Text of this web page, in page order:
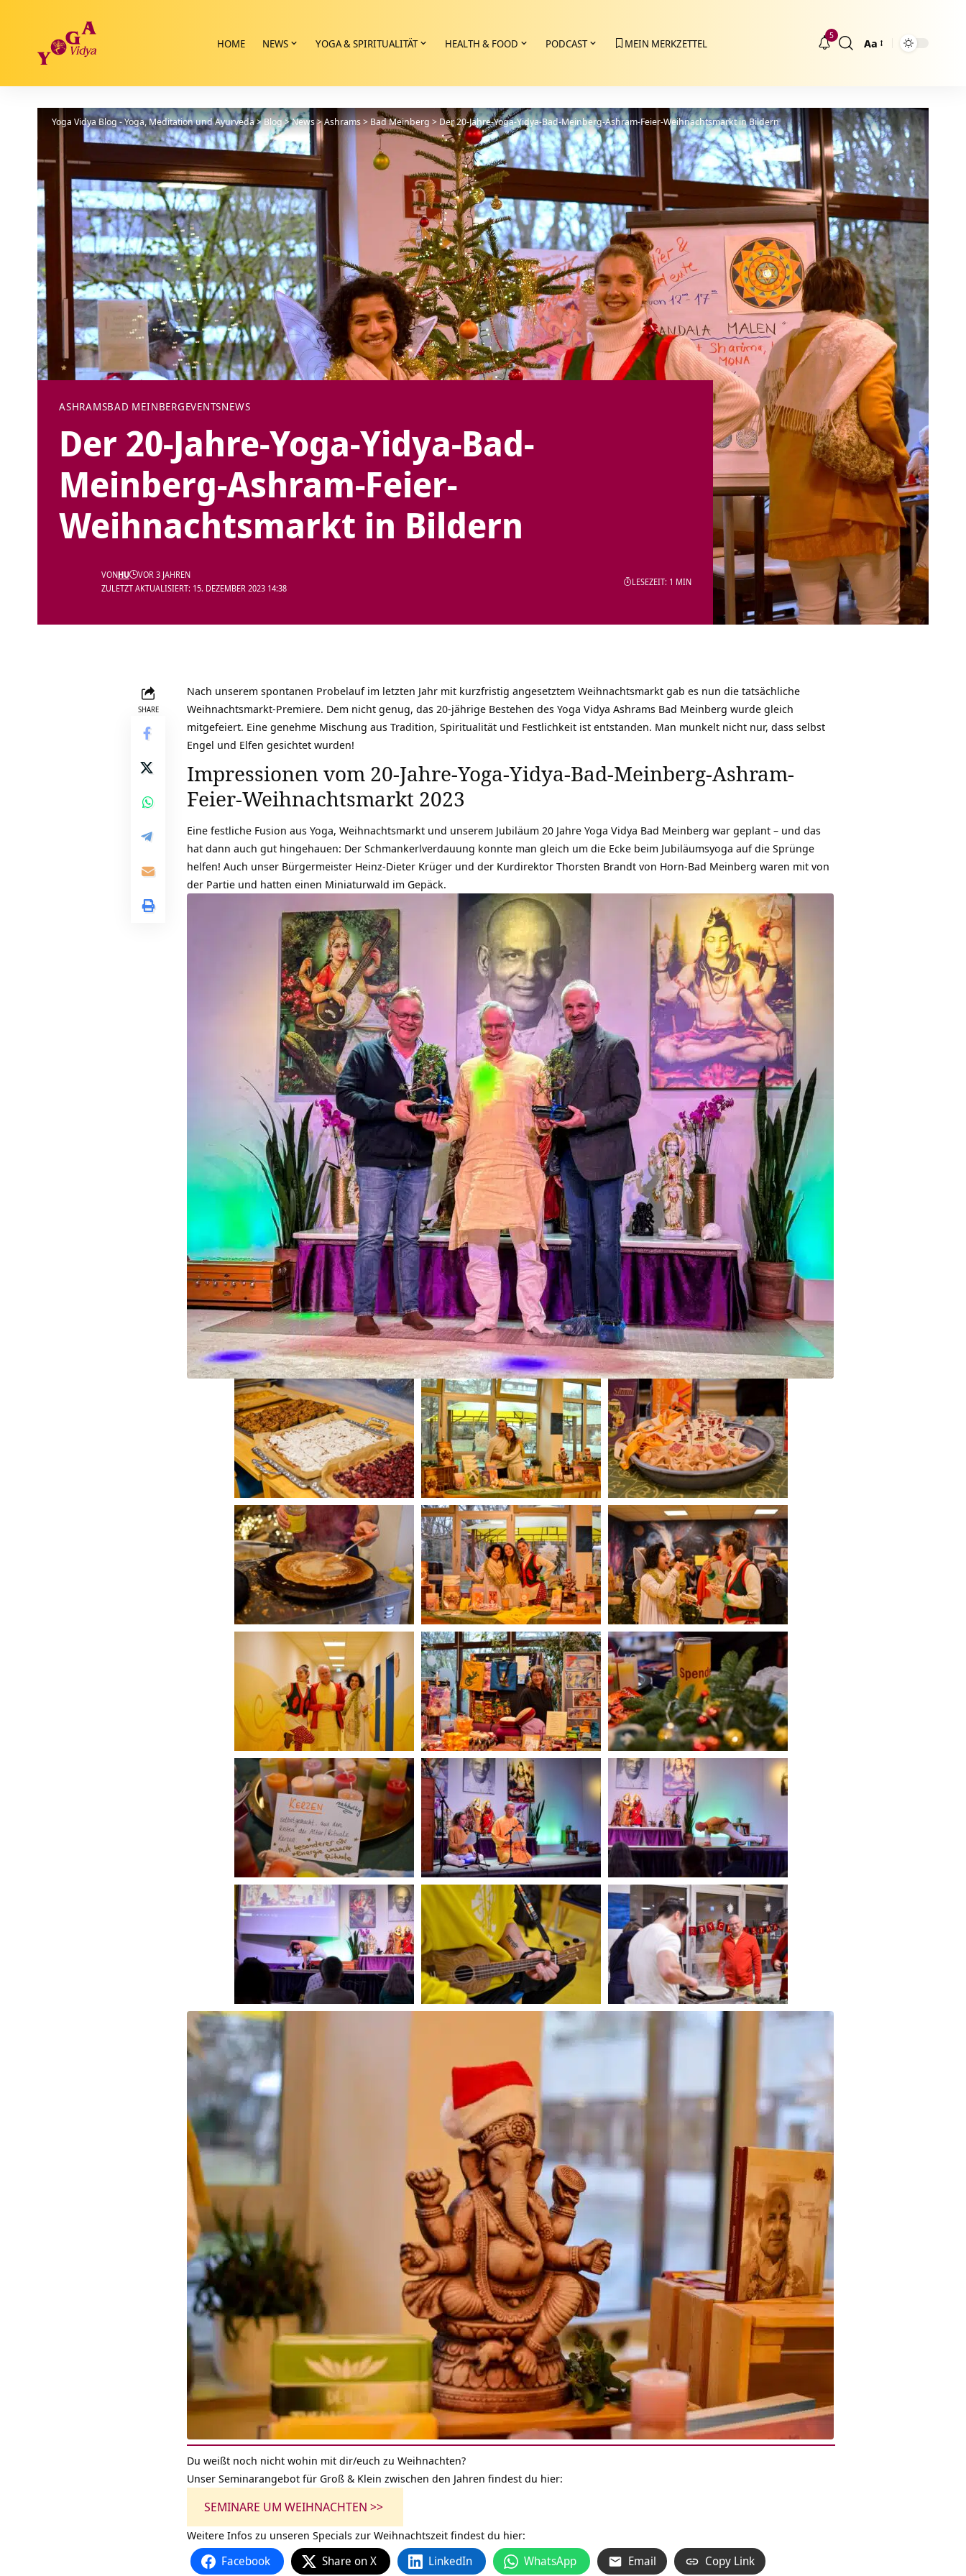
HOME NEWS YOGA & SPIRITUALITÄT HEALTH & FOOD PODCAST MEIN MERKZETTEL
5
Größenänderung
Aa
Yoga Vidya Blog - Yoga, Meditation und Ayurveda>Blog>News>Ashrams>Bad Meinberg>Der 20-Jahre-Yoga-Yidya-Bad-Meinberg-Ashram-Feier-Weihnachtsmarkt in Bildern
ASHRAMSBAD MEINBERGEVENTSNEWS
Der 20-Jahre-Yoga-Yidya-Bad-
Meinberg-Ashram-Feier-
Weihnachtsmarkt in Bildern
ZULETZT AKTUALISIERT: 15. DEZEMBER 2023 14:38
VONHU VOR 3 JAHREN
LESEZEIT: 1 MIN
SHARE
Nach unserem spontanen Probelauf im letzten Jahr mit kurzfristig angesetztem Weihnachtsmarkt gab es nun die tatsächliche
Weihnachtsmarkt-Premiere. Dem nicht genug, das 20-jährige Bestehen des Yoga Vidya Ashrams Bad Meinberg wurde gleich
mitgefeiert. Eine genehme Mischung aus Tradition, Spiritualität und Festlichkeit ist entstanden. Man munkelt nicht nur, dass selbst
Engel und Elfen gesichtet wurden!
Impressionen vom 20-Jahre-Yoga-Yidya-Bad-Meinberg-Ashram-
Feier-Weihnachtsmarkt 2023
Eine festliche Fusion aus Yoga, Weihnachtsmarkt und unserem Jubiläum 20 Jahre Yoga Vidya Bad Meinberg war geplant – und das
hat dann auch gut hingehauen: Der Schmankerlverdauung konnte man gleich um die Ecke beim Jubiläumsyoga auf die Sprünge
helfen! Auch unser Bürgermeister Heinz-Dieter Krüger und der Kurdirektor Thorsten Brandt von Horn-Bad Meinberg waren mit von
der Partie und hatten einen Miniaturwald im Gepäck.
Du weißt noch nicht wohin mit dir/euch zu Weihnachten?
Unser Seminarangebot für Groß & Klein zwischen den Jahren findest du hier:
SEMINARE UM WEIHNACHTEN >>
Weitere Infos zu unseren Specials zur Weihnachtszeit findest du hier:
Facebook Share on X LinkedIn WhatsApp Email Copy Link